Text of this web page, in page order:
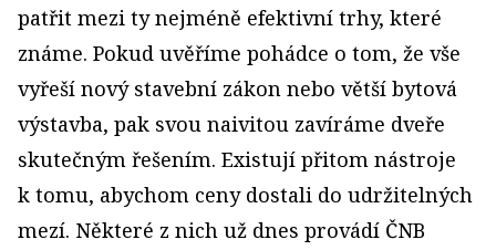
patřit mezi ty nejméně efektivní trhy, které
známe. Pokud uvěříme pohádce o tom, že vše
vyřeší nový stavební zákon nebo větší bytová
výstavba, pak svou naivitou zavíráme dveře
skutečným řešením. Existují přitom nástroje
k tomu, abychom ceny dostali do udržitelných
mezí. Některé z nich už dnes provádí ČNB